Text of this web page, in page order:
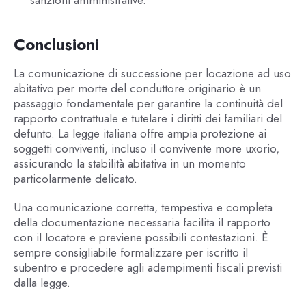
Conclusioni
La comunicazione di successione per locazione ad uso
abitativo per morte del conduttore originario è un
passaggio fondamentale per garantire la continuità del
rapporto contrattuale e tutelare i diritti dei familiari del
defunto. La legge italiana offre ampia protezione ai
soggetti conviventi, incluso il convivente more uxorio,
assicurando la stabilità abitativa in un momento
particolarmente delicato.
Una comunicazione corretta, tempestiva e completa
della documentazione necessaria facilita il rapporto
con il locatore e previene possibili contestazioni. È
sempre consigliabile formalizzare per iscritto il
subentro e procedere agli adempimenti fiscali previsti
dalla legge.